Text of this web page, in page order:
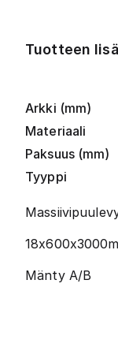
Tuotteen
Arkki (mm)
Materiaali
Paksuus (mm)
Tyyppi
Mänty A/B